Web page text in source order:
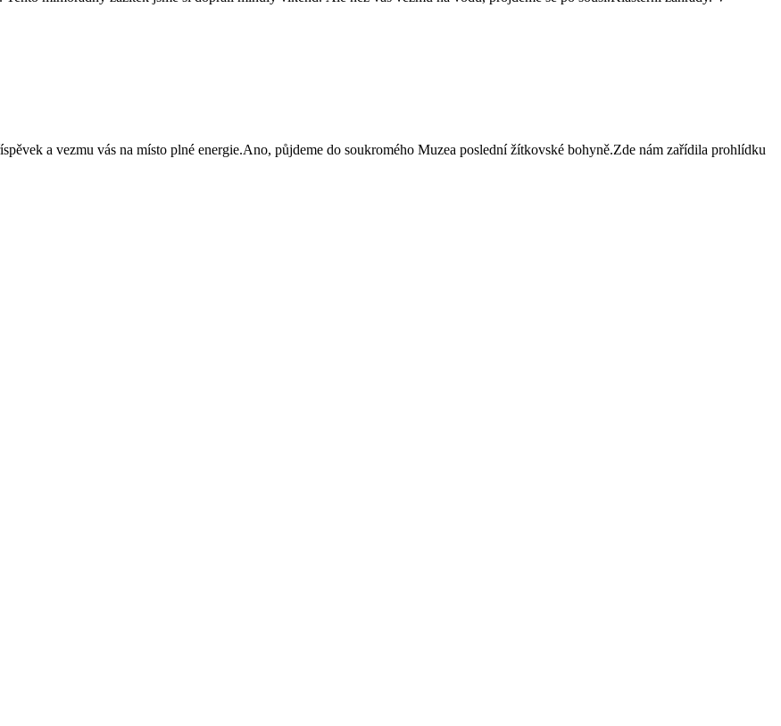
a vezmu vás na místo plné energie.Ano, půjdeme do soukromého Muzea poslední žítkovské bohyně.Zde nám zařídila prohlídku